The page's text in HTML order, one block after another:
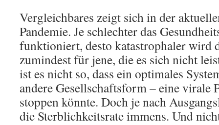
Vergleichbares zeigt sich in der
Pandemie. Je schlechter das
funktioniert, desto katastrophaler wird
zumindest für jene, die es sich nicht
ist es nicht so, dass ein optimales
andere Gesellschaftsform – eine virale
stoppen könnte. Doch je nach
die Sterblichkeitsrate immens. Und